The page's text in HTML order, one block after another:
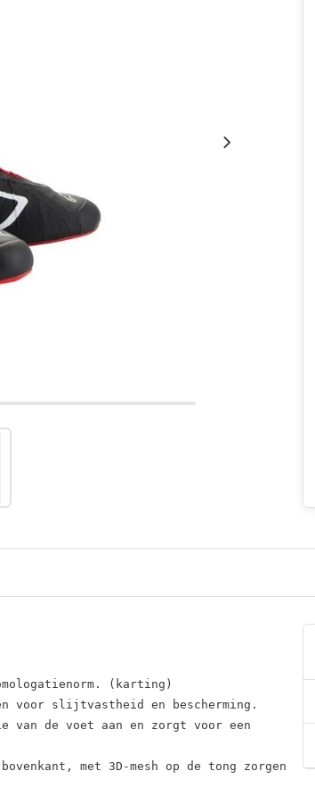
(karting)
voor slijtvastheid en bescherming.
van de voet aan en zorgt voor een
met 3D-mesh op de tong zorgen